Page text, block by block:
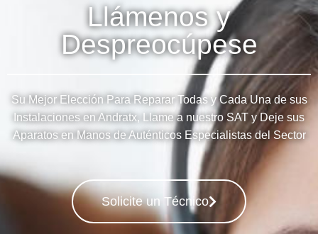
Llámenos y
Despreocúpese
Su Mejor Elección Para Reparar Todas y Cada Una de sus
Instalaciones en Andratx, Llame a nuestro SAT y Deje sus
Aparatos en Manos de Auténticos Especialistas del Sector
Solicite un Técnico